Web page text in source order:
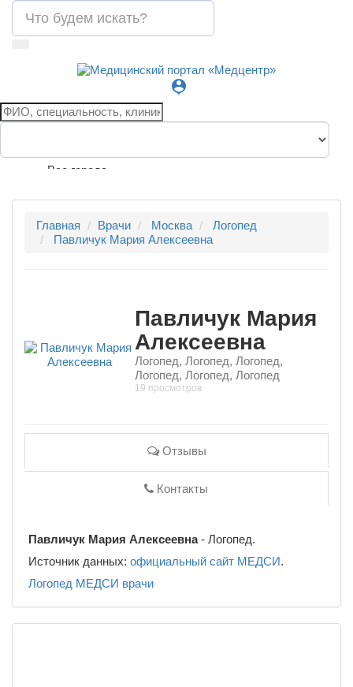
person_pin
Все города
Главная Врачи Москва
Логопед
Павличук Мария Алексеевна
Павличук Мария
Алексеевна
Логопед, Логопед, Логопед,
Логопед, Логопед, Логопед
19 просмотров
Отзывы
Контакты
Павличук Мария Алексеевна- Логопед.
Источник данных: официальный сайт МЕДСИ.
Логопед МЕДСИ врачи